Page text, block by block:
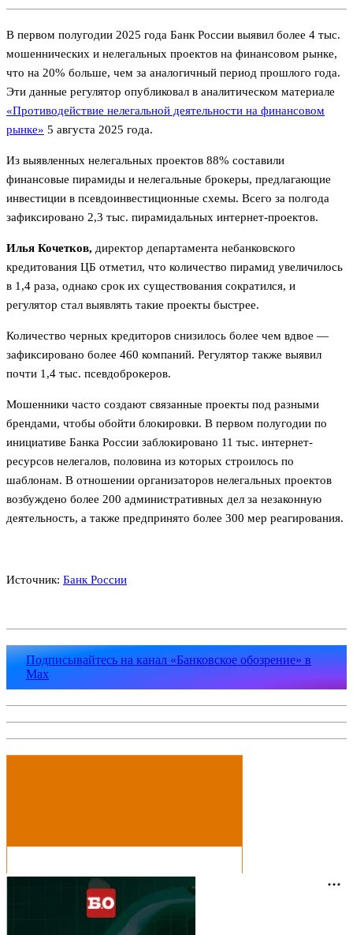
В первом полугодии 2025 года Банк России выявил более 4 тыс.
мошеннических и нелегальных проектов на финансовом рынке,
что на 20% больше, чем за аналогичный период прошлого года.
Эти данные регулятор опубликовал в аналитическом материале
«Противодействие нелегальной деятельности на финансовом
рынке» 5 августа 2025 года.
Из выявленных нелегальных проектов 88% составили
финансовые пирамиды и нелегальные брокеры, предлагающие
инвестиции в псевдоинвестиционные схемы. Всего за полгода
зафиксировано 2,3 тыс. пирамидальных интернет-проектов.
Илья Кочетков, директор департамента небанковского
кредитования ЦБ отметил, что количество пирамид увеличилось
в 1,4 раза, однако срок их существования сократился, и
регулятор стал выявлять такие проекты быстрее.
Количество черных кредиторов снизилось более чем вдвое —
зафиксировано более 460 компаний. Регулятор также выявил
почти 1,4 тыс. псевдоброкеров.
Мошенники часто создают связанные проекты под разными
брендами, чтобы обойти блокировки. В первом полугодии по
инициативе Банка России заблокировано 11 тыс. интернет-
ресурсов нелегалов, половина из которых строилось по
шаблонам. В отношении организаторов нелегальных проектов
возбуждено более 200 административных дел за незаконную
деятельность, а также предпринято более 300 мер реагирования.
Источник: Банк России
Подписывайтесь на канал «Банковское обозрение» в
Max